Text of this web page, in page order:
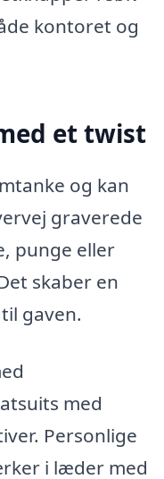
kontoret og
et twist
og kan
graverede
punge eller
skaber en
gaven.
med
Personlige
i læder med